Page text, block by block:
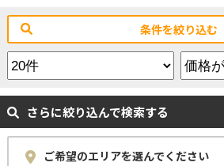
条件を絞り込む
さらに絞り込んで検索する
ご希望のエリアを選んでください